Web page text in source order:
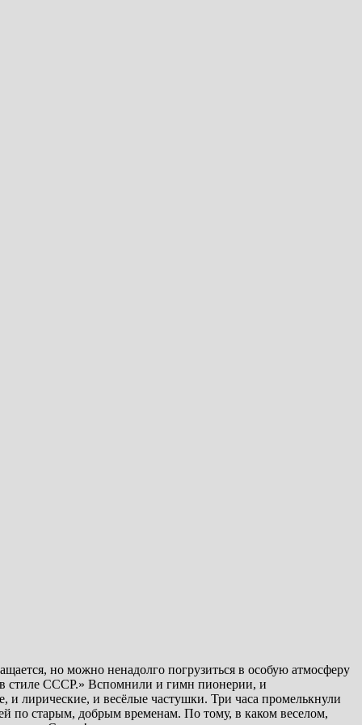
но можно ненадолго погрузиться в особую атмосферу
стиле СССР.» Вспомнили и гимн пионерии, и
лирические, и весёлые частушки. Три часа промелькнули
по старым, добрым временам. По тому, в каком веселом,